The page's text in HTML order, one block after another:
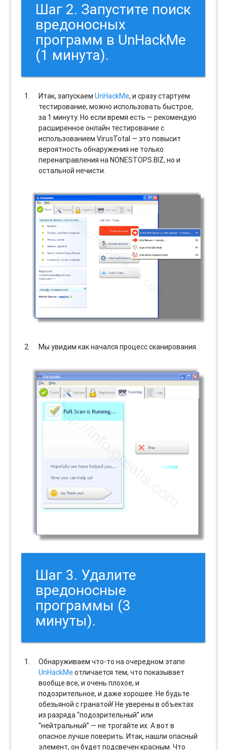
Шаг 2. Запустите поиск
вредоносных
программ в UnHackMe
(1 минута).
Итак, запускаемUnHackMe, и сразу стартуем
тестирование, можно использовать быстрое,
за 1 минуту. Но если время есть — рекомендую
расширенное онлайн тестирование с
использованием VirusTotal — это повысит
вероятность обнаружения не только
перенаправления на NONESTOPS.BIZ, но и
остальной нечисти.
Мы увидим как начался процесс сканирования.
Шаг 3. Удалите
вредоносные
программы (3
минуты).
Обнаруживаем что-то на очередном этапе.
UnHackMeотличается тем, что показывает
вообще все, и очень плохое, и
подозрительное, и даже хорошее. Не будьте
обезьяной с гранатой! Не уверены в объектах
из разряда “подозрительный” или
“нейтральный” — не трогайте их. А вот в
опасное лучше поверить. Итак, нашли опасный
элемент, он будет подсвечен красным. Что